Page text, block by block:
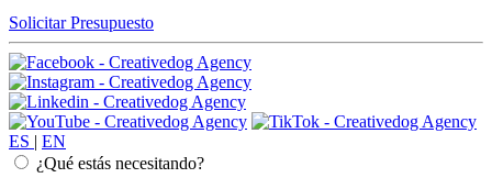
Solicitar Presupuesto
ES | EN
¿Qué estás necesitando?